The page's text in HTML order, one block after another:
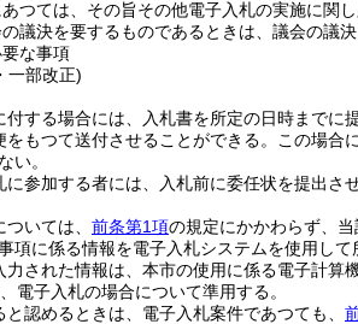
つては、その旨その他電子入札の実施に関
議決を要するものであるときは、議会の議
な事項
一部改正)
する場合には、入札書を所定の日時までに
もつて送付させることができる。
この場合
い。
参加する者には、入札前に委任状を提出さ
いては、 前条第1項の規定にかかわらず、
項に係る情報を電子入札システムを使用し
力された情報は、本市の使用に係る電子計算
電子入札の場合について準用する。
認めるときは、電子入札案件であつても、